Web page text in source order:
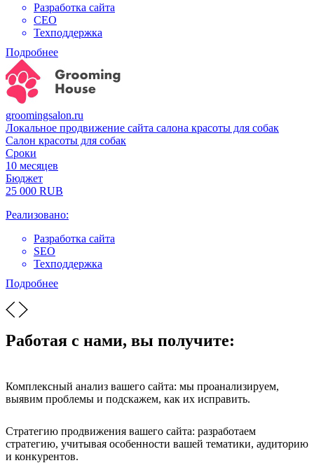
Разработка сайта
СЕО
Техподдержка
Подробнее
groomingsalon.ru
Локальное продвижение сайта салона красоты для собак
Cалон красоты для собак
Сроки
10 месяцев
Бюджет
25 000 RUB
Реализовано:
Разработка сайта
SEO
Техподдержка
Подробнее
Работая с нами, вы получите:
Комплексный анализ вашего сайта: мы проанализируем,
выявим проблемы и подскажем, как их исправить.
Стратегию продвижения вашего сайта: разработаем
стратегию, учитывая особенности вашей тематики, аудиторию
и конкурентов.